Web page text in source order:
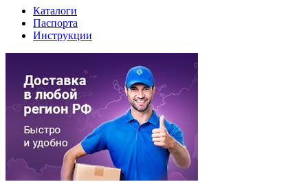
Каталоги
Паспорта
Инструкции